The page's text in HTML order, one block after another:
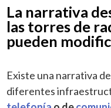
La narrativa
las torres de
pueden
Existe una narrativa
diferentes